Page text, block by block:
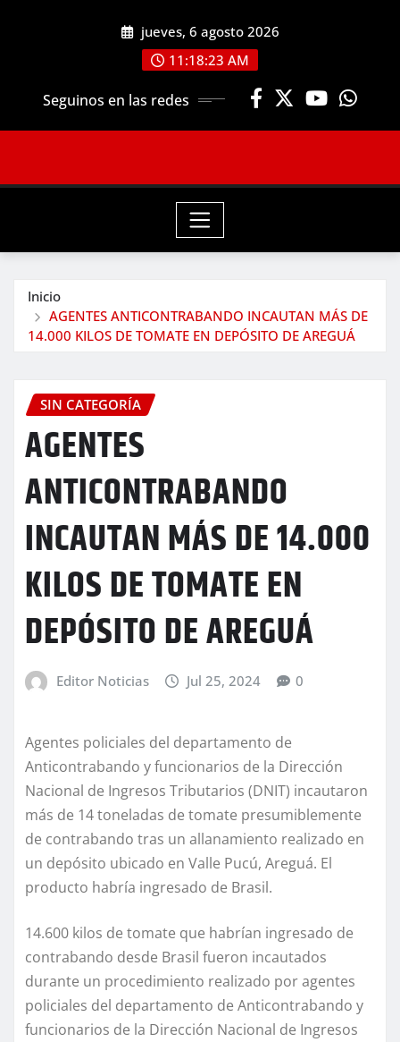
jueves, 6 agosto 2026
11:18:25 AM
Seguinos en las redes
Inicio
AGENTES ANTICONTRABANDO INCAUTAN MÁS DE
14.000 KILOS DE TOMATE EN DEPÓSITO DE AREGUÁ
SIN CATEGORÍA
AGENTES
ANTICONTRABANDO
INCAUTAN MÁS DE 14.000
KILOS DE TOMATE EN
DEPÓSITO DE AREGUÁ
Editor Noticias Jul 25, 2024 0
Agentes policiales del departamento de
Anticontrabando y funcionarios de la Dirección
Nacional de Ingresos Tributarios (DNIT) incautaron
más de 14 toneladas de tomate presumiblemente
de contrabando tras un allanamiento realizado en
un depósito ubicado en Valle Pucú, Areguá. El
producto habría ingresado de Brasil.
14.600 kilos de tomate que habrían ingresado de
contrabando desde Brasil fueron incautados
durante un procedimiento realizado por agentes
policiales del departamento de Anticontrabando y
funcionarios de la Dirección Nacional de Ingresos